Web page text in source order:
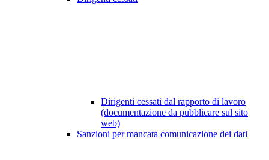
Dirigenti cessati dal rapporto di lavoro
(documentazione da pubblicare sul sito
web)
Sanzioni per mancata comunicazione dei dati